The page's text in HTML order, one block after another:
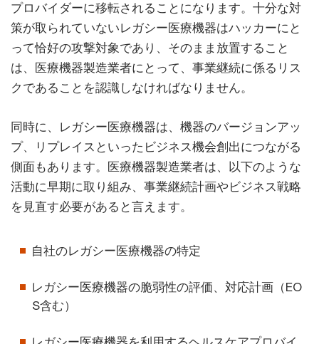
プロバイダーに移転されることになります。十分な対
策が取られていないレガシー医療機器はハッカーにと
って恰好の攻撃対象であり、そのまま放置すること
は、医療機器製造業者にとって、事業継続に係るリス
クであることを認識しなければなりません。
同時に、レガシー医療機器は、機器のバージョンアッ
プ、リプレイスといったビジネス機会創出につながる
側面もあります。医療機器製造業者は、以下のような
活動に早期に取り組み、事業継続計画やビジネス戦略
を見直す必要があると言えます。
自社のレガシー医療機器の特定
レガシー医療機器の脆弱性の評価、対応計画（EO
S含む）